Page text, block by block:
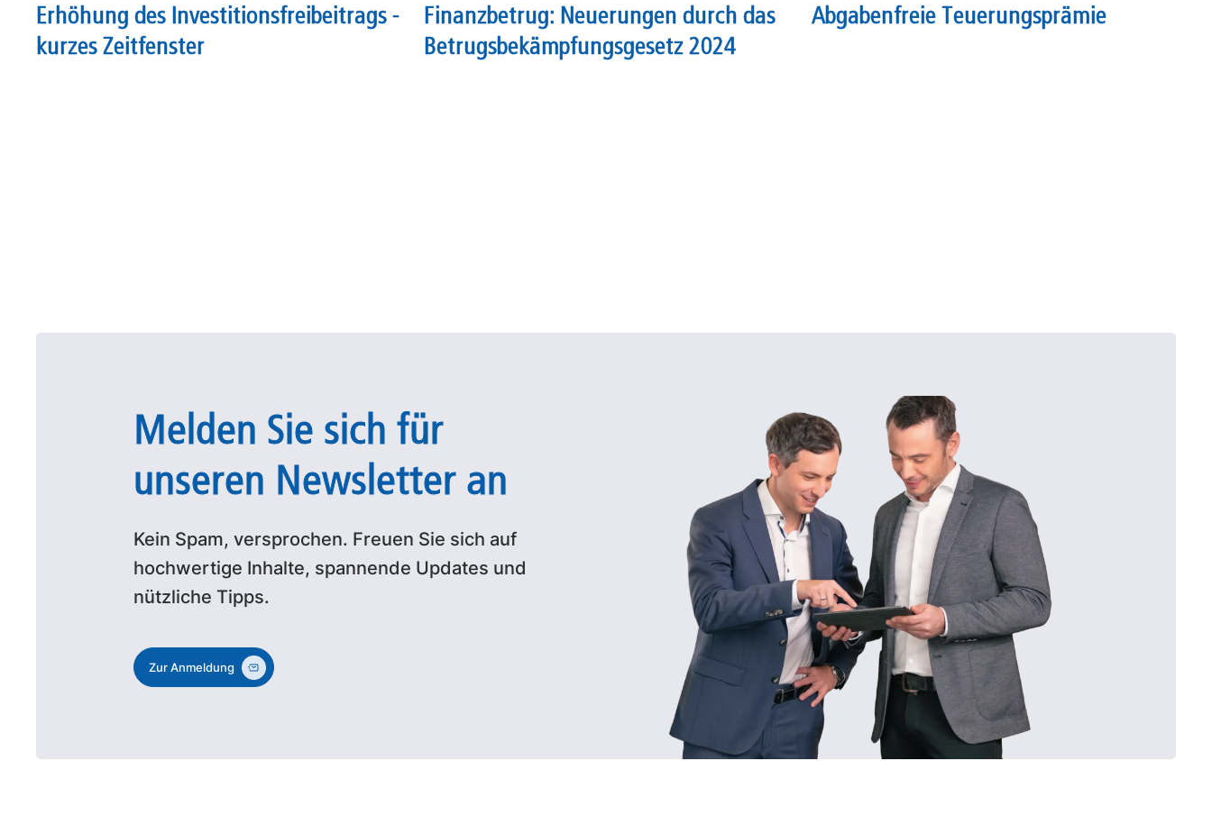
Erhöhung des Investitionsfreibeitrags -
kurzes Zeitfenster
Finanzbetrug: Neuerungen durch das
Betrugsbekämpfungsgesetz 2024
Abgabenfreie Teuerungsprämie
Melden Sie sich für
unseren Newsletter an
Kein Spam, versprochen. Freuen Sie sich auf
hochwertige Inhalte, spannende Updates und
nützliche Tipps.
Zur Anmeldung